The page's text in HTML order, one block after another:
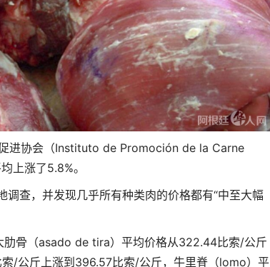
进协会（Instituto de Promoción de la Carne
上涨了5.8%。
查，并发现几乎所有种类肉的价格都有“中至大幅
肋骨（asado de tira）平均价格从322.44比索/公斤
/公斤上涨到396.57比索/公斤，牛里脊（lomo）平